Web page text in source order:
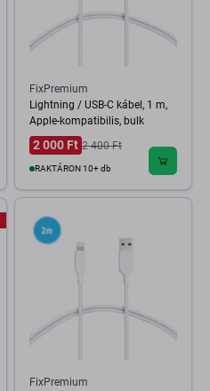
FixPremium
Lightning / USB-C kábel, 1 m,
Apple-kompatibilis, bulk
2 000 Ft 2 400 Ft
RAKTÁRON 10+ db
FixPremium